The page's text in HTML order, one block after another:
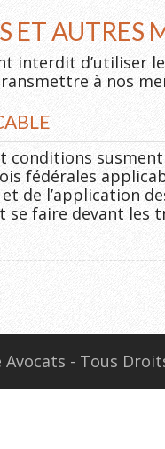
ET AUTRES
interdit d’utiliser
à nos
conditions
fédérales
de l’application
faire devant les
- Tous